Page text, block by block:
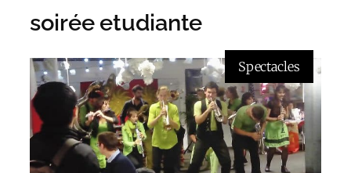
soirée etudiante
Spectacles